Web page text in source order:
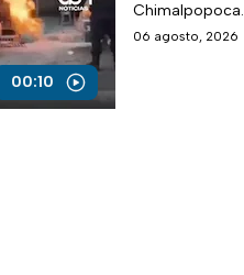
00:10
Chimalpopoca.
06 agosto, 2026